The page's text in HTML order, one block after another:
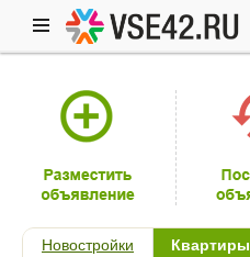
Новостройки
Квартиры